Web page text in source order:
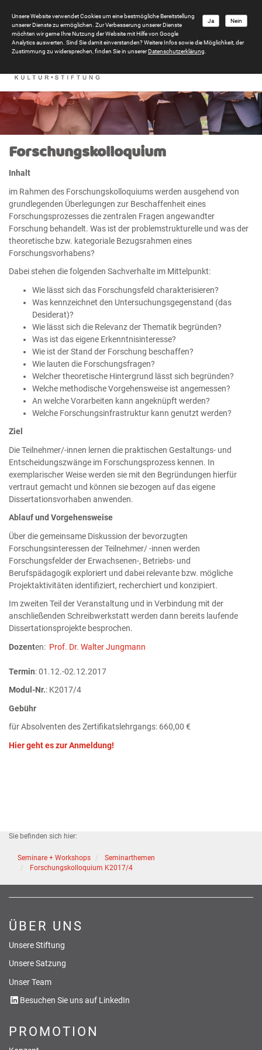
Forschungskolloquium
Inhalt
im Rahmen des Forschungskolloquiums werden ausgehend von
grundlegenden Überlegungen zur Beschaffenheit eines
Forschungsprozesses die zentralen Fragen angewandter
Forschung behandelt. Was ist der problemstrukturelle und was der
theoretische bzw. kategoriale Bezugsrahmen eines
Forschungsvorhabens?
Dabei stehen die folgenden Sachverhalte im Mittelpunkt:
Wie lässt sich das Forschungsfeld charakterisieren?
Was kennzeichnet den Untersuchungsgegenstand (das
Desiderat)?
Wie lässt sich die Relevanz der Thematik begründen?
Was ist das eigene Erkenntnisinteresse?
Wie ist der Stand der Forschung beschaffen?
Wie lauten die Forschungsfragen?
Welcher theoretische Hintergrund lässt sich begründen?
Welche methodische Vorgehensweise ist angemessen?
An welche Vorarbeiten kann angeknüpft werden?
Welche Forschungsinfrastruktur kann genutzt werden?
Ziel
Die Teilnehmer/-innen lernen die praktischen Gestaltungs- und
Entscheidungszwänge im Forschungsprozess kennen. In
exemplarischer Weise werden sie mit den Begründungen hierfür
vertraut gemacht und können sie bezogen auf das eigene
Dissertationsvorhaben anwenden.
Ablauf und Vorgehensweise
Über die gemeinsame Diskussion der bevorzugten
Forschungsinteressen der Teilnehmer/ -innen werden
Forschungsfelder der Erwachsenen-, Betriebs- und
Berufspädagogik exploriert und dabei relevante bzw. mögliche
Projektaktivitäten identifiziert, recherchiert und konzipiert.
Im zweiten Teil der Veranstaltung und in Verbindung mit der
anschließenden Schreibwerkstatt werden dann bereits laufende
Dissertationsprojekte besprochen.
Dozenten: Prof. Dr. Walter Jungmann
Termin: 01.12.-02.12.2017
Modul-Nr.: K2017/4
Gebühr
für Absolventen des Zertifikatslehrgangs: 660,00 €
Hier geht es zur Anmeldung!
Sie befinden sich hier:
Seminare + Workshops
Seminarthemen
Forschungskolloquium K2017/4
ÜBER UNS
Unsere Stiftung
Unsere Satzung
Unser Team
Besuchen Sie uns auf LinkedIn
PROMOTION
Nein
Ja
Unsere Website verwendet Cookies um eine bestmögliche Bereitstellung
unserer Dienste zu ermöglichen. Zur Verbesserung unserer Dienste
möchten wir gerne Ihre Nutzung der Website mit Hilfe von Google
Analytics auswerten. Sind Sie damit einverstanden? Weitere Infos sowie die Möglichkeit, der
Zustimmung zu widersprechen, finden Sie in unsererDatenschutzerklärung